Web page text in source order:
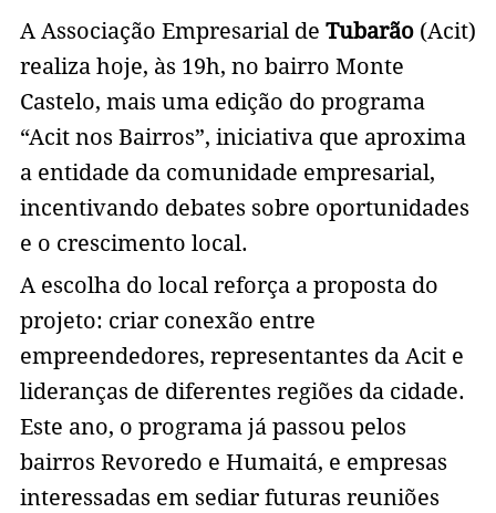
A Associação Empresarial de Tubarão (Acit)
realiza hoje, às 19h, no bairro Monte
Castelo, mais uma edição do programa
“Acit nos Bairros”, iniciativa que aproxima
a entidade da comunidade empresarial,
incentivando debates sobre oportunidades
e o crescimento local.
A escolha do local reforça a proposta do
projeto: criar conexão entre
empreendedores, representantes da Acit e
lideranças de diferentes regiões da cidade.
Este ano, o programa já passou pelos
bairros Revoredo e Humaitá, e empresas
interessadas em sediar futuras reuniões